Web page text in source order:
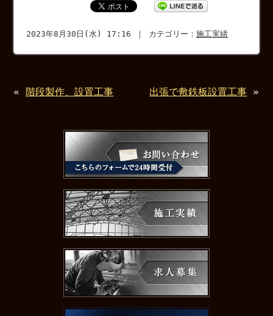
2023年8月30日(水) 17:16 ｜ カテゴリー：施工実績
« 階段製作、設置工事 出張で敷鉄板設置工事 »